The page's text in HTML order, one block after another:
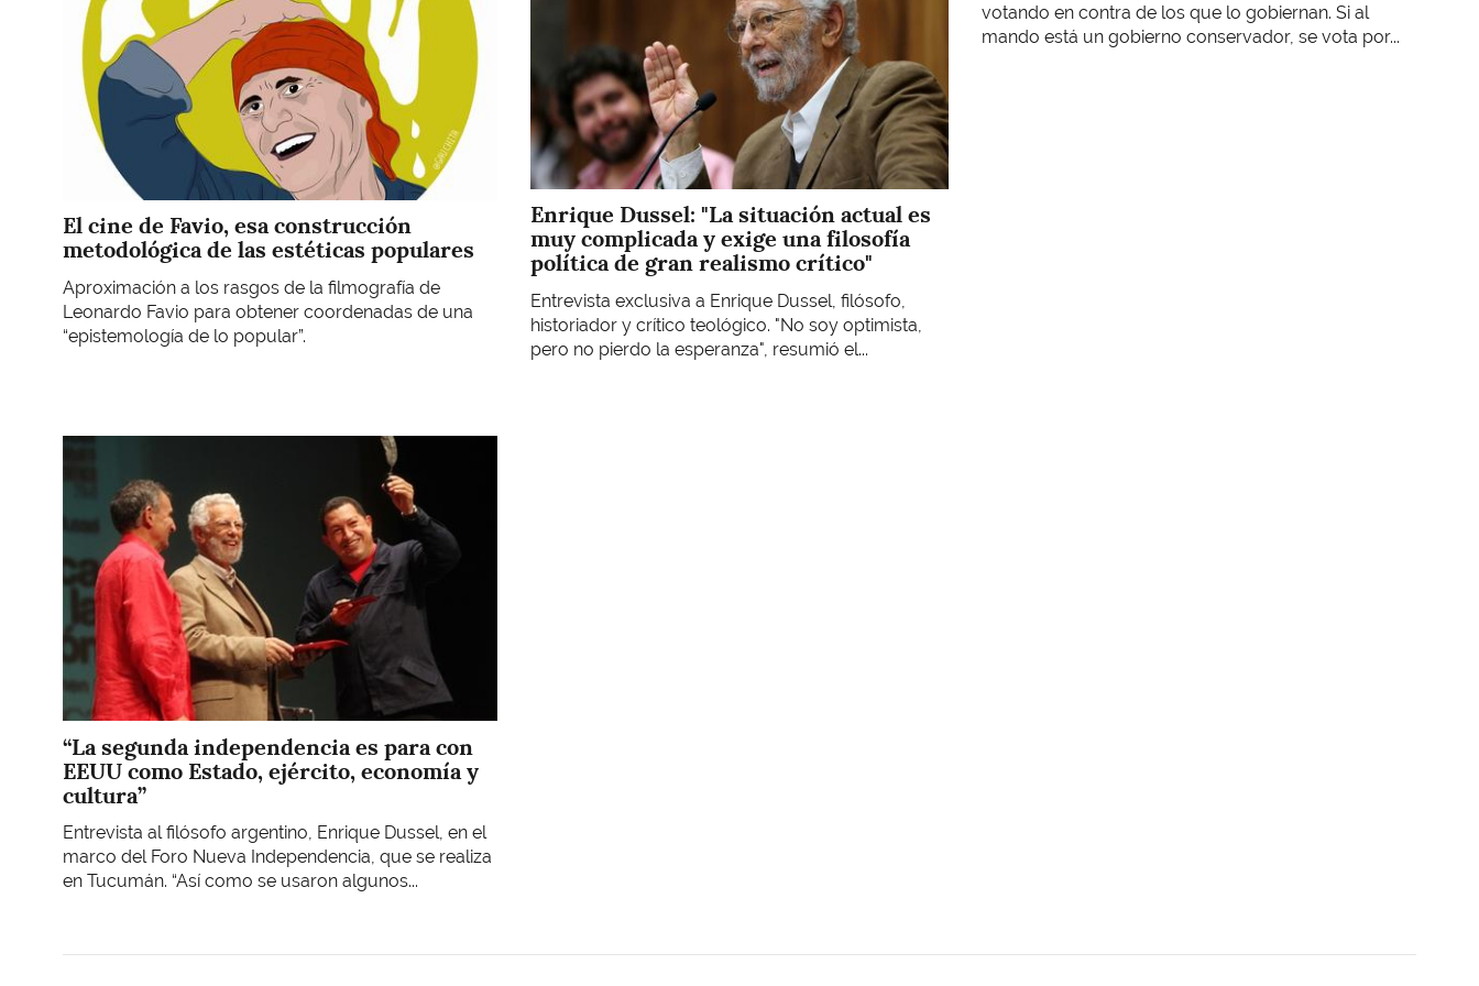
El cine de Favio, esa construcción
metodológica de las estéticas populares
Aproximación a los rasgos de la filmografía de
Leonardo Favio para obtener coordenadas de una
“epistemología de lo popular”.
Enrique Dussel: "La situación actual es
muy complicada y exige una filosofía
política de gran realismo crítico"
Entrevista exclusiva a Enrique Dussel, filósofo,
historiador y crítico teológico. "No soy optimista,
pero no pierdo la esperanza", resumió el...
votando en contra de los que lo gobiernan. Si al
mando está un gobierno conservador, se vota por...
“La segunda independencia es para con
EEUU como Estado, ejército, economía y
cultura”
Entrevista al filósofo argentino, Enrique Dussel, en el
marco del Foro Nueva Independencia, que se realiza
en Tucumán. “Así como se usaron algunos...